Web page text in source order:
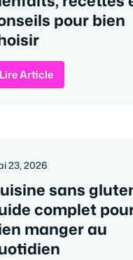
pour bien
Lire Article
23, 2026
sans
complet
manger au